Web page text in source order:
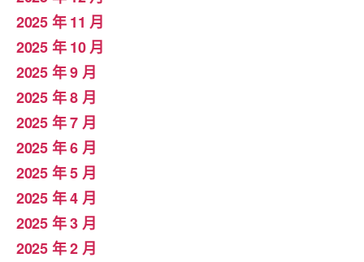
2025 年 11 月
2025 年 10 月
2025 年 9 月
2025 年 8 月
2025 年 7 月
2025 年 6 月
2025 年 5 月
2025 年 4 月
2025 年 3 月
2025 年 2 月